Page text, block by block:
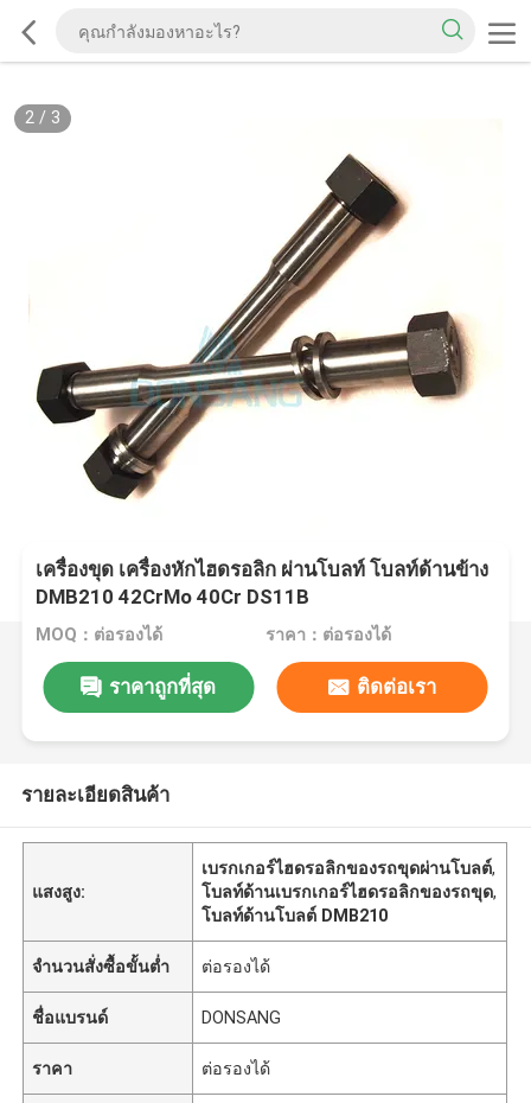
2/ 3
เครื่องขุด เครื่องหักไฮดรอลิก ผ่านโบลท์ โบลท์ด้านข้าง
DMB210 42CrMo 40Cr DS11B
MOQ：ต่อรองได้ ราคา：ต่อรองได้
ราคาถูกที่สุด ติดต่อเรา
รายละเอียดสินค้า
แสงสูง:
เบรกเกอร์ไฮดรอลิกของรถขุดผ่านโบลต์,
โบลท์ด้านเบรกเกอร์ไฮดรอลิกของรถขุด,
โบลท์ด้านโบลต์ DMB210
จำนวนสั่งซื้อขั้นต่ำ ต่อรองได้
ชื่อแบรนด์ DONSANG
ราคา ต่อรองได้